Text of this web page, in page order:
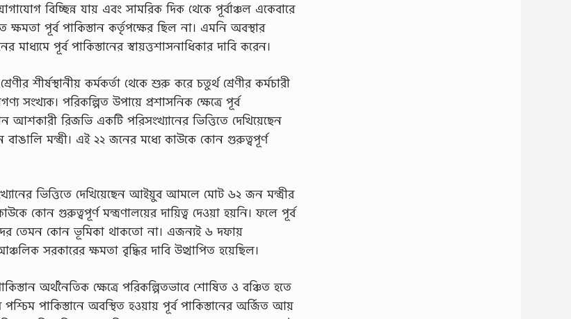
বিচ্ছিন্ন যায় এবং সামরিক দিক থেকে পূর্বাঞ্চল একেবারে
পূর্ব পাকিস্তান কর্তৃপক্ষের ছিল না। এমনি অবস্থার
পূর্ব পাকিস্তানের স্বায়ত্তশাসনাধিকার দাবি করেন।
শীর্ষস্থানীয় কর্মকর্তা থেকে শুরু করে চতুর্থ শ্রেণীর কর্মচারী
সংখ্যক। পরিকল্পিত উপায়ে প্রশাসনিক ক্ষেত্রে পূর্ব
আশকারী রিজভি একটি পরিসংখ্যানের ভিত্তিতে দেখিয়েছেন
মন্ত্রী। এই ২২ জনের মধ্যে কাউকে কোন গুরুত্বপূর্ণ
ভিত্তিতে দেখিয়েছেন আইয়ুব আমলে মােট ৬২ জন মন্ত্রীর
কোন গুরুত্বপূর্ণ মন্ত্রণালয়ের দায়িত্ব দেওয়া হয়নি। ফলে পূর্ব
তেমন কোন ভূমিকা থাকতাে না। এজন্যই ৬ দফায়
সরকারের ক্ষমতা বৃদ্ধির দাবি উত্থাপিত হয়েছিল।
অর্থনৈতিক ক্ষেত্রে পরিকল্পিতভাবে শােষিত ও বঞ্চিত হতে
পাকিস্তানে অবস্থিত হওয়ায় পূর্ব পাকিস্তানের অর্জিত আয়